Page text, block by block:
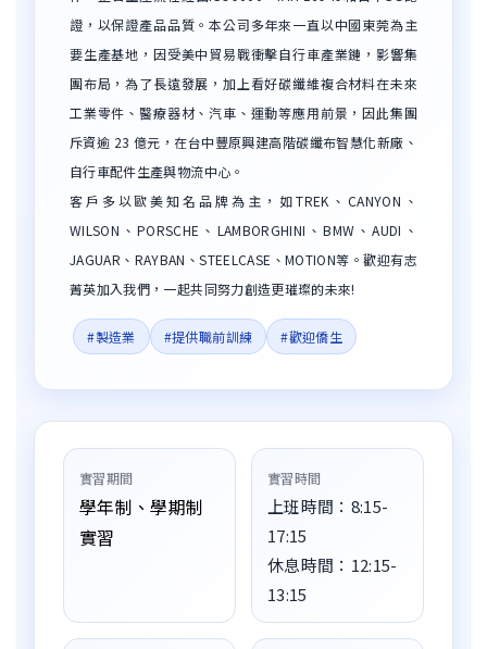
證，以保證產品品質。本公司多年來一直以中國東莞為主
要生產基地，因受美中貿易戰衝擊自行車產業鏈，影響集
團布局，為了長遠發展，加上看好碳纖維複合材料在未來
工業零件、醫療器材、汽車、運動等應用前景，因此集團
斥資逾 23 億元，在台中豐原興建高階碳纖布智慧化新廠、
自行車配件生產與物流中心。
客戶多以歐美知名品牌為主，如TREK、CANYON、
WILSON、PORSCHE、LAMBORGHINI、BMW、AUDI、
JAGUAR、RAYBAN、STEELCASE、MOTION等。歡迎有志
菁英加入我們，一起共同努力創造更璀璨的未來!
#製造業 #提供職前訓練 #歡迎僑生
實習期間
學年制、學期制
實習
實習時間
上班時間：8:15-
17:15
休息時間：12:15-
13:15